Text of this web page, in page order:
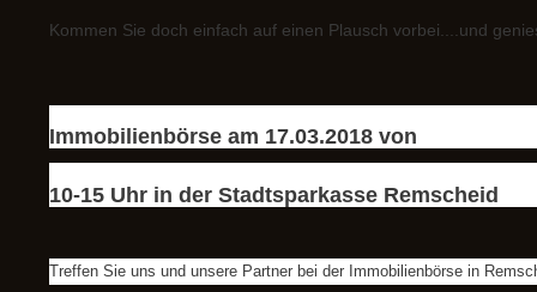
Kommen Sie doch einfach auf einen Plausch vorbei....und
Immobilienbörse am 17.03.2018 von
10-15 Uhr in der Stadtsparkasse Remscheid
Treffen Sie uns und unsere Partner bei der Immobilienbörse in